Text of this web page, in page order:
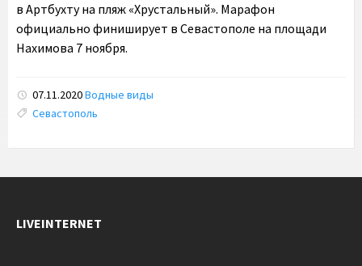
в Артбухту на пляж «Хрустальный». Марафон
официально финиширует в Севастополе на площади
Нахимова 7 ноября.
07.11.2020Водные виды
Tags:
Севастополь
LIVEINTERNET